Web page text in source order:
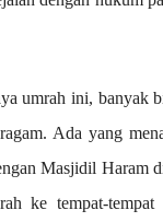
umrah ini, banyak
Ada yang
Masjidil
ke tempat-